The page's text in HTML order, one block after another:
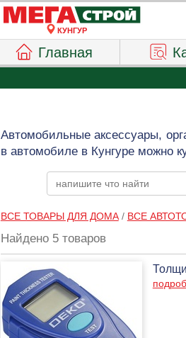
КУНГУР
Главная
Автомобильные аксессуары,
в автомобиле в Кунгуре можно
ВСЕ ТОВАРЫ ДЛЯ ДОМА/ ВСЕ
Найдено 5 товаров